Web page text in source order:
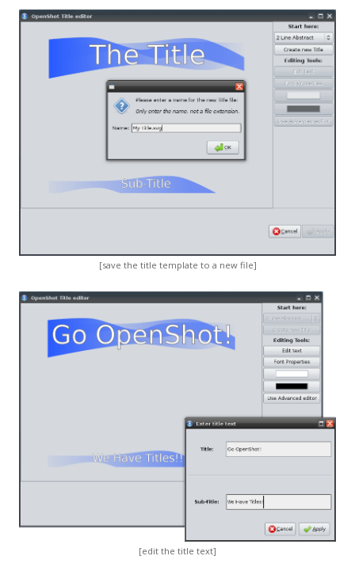
[save the title template to a new file]
[edit the title text]